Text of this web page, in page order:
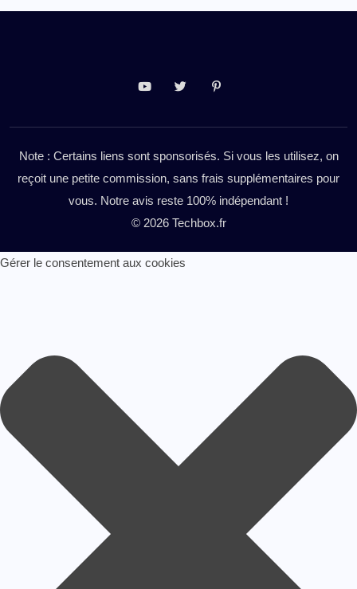
Note : Certains liens sont sponsorisés. Si vous les utilisez, on
reçoit une petite commission, sans frais supplémentaires pour
vous. Notre avis reste 100% indépendant !
© 2026 Techbox.fr
Gérer le consentement aux cookies